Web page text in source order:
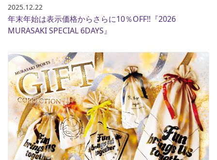
2025.12.22
年末年始は表示価格からさらに10％OFF!!『2026
MURASAKI SPECIAL 6DAYS』